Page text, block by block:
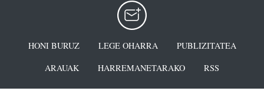
HONI BURUZ LEGE OHARRA
PUBLIZITATEA
ARAUAK
HARREMANETARAKO RSS